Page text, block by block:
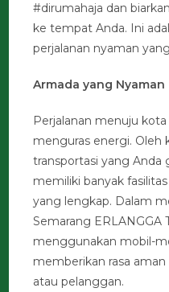
#dirumahaja dan
ke tempat Anda. Ini
perjalanan nyaman
Armada yang Nyaman
Perjalanan menuju
menguras energi. Oleh
transportasi yang Anda
memiliki banyak
yang lengkap. Dalam
Semarang ERLANGGA
menggunakan mobil-
memberikan rasa
atau pelanggan.